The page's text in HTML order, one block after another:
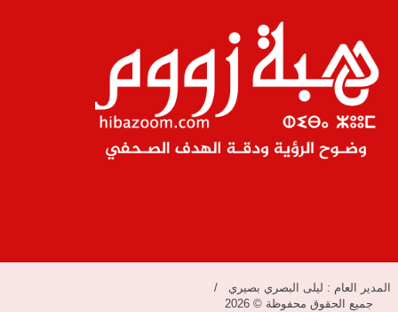
المدير العام : ليلى البصري بصيري /
جميع الحقوق محفوظة © 2026